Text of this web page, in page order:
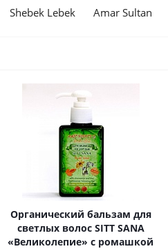
Shebek Lebek Amar Sultan
Органический бальзам для
светлых волос SITT SANA
«Великолепие» с ромашкой